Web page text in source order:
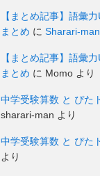
【まとめ記事】語彙
まとめ に Sharari-man
【まとめ記事】語彙
まとめ に Momo より
中学受験算数 と ぴた
sharari-man より
中学受験算数 と ぴた
より